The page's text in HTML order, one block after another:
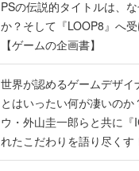
PSの伝説的タイトルは、
か？そして『LOOP8』へ
【ゲームの企画書】
世界が認めるゲームデザイ
とはいったい何が凄いのか
ウ・外山圭一郎らと共に『
れたこだわりを語り尽くす
画書】